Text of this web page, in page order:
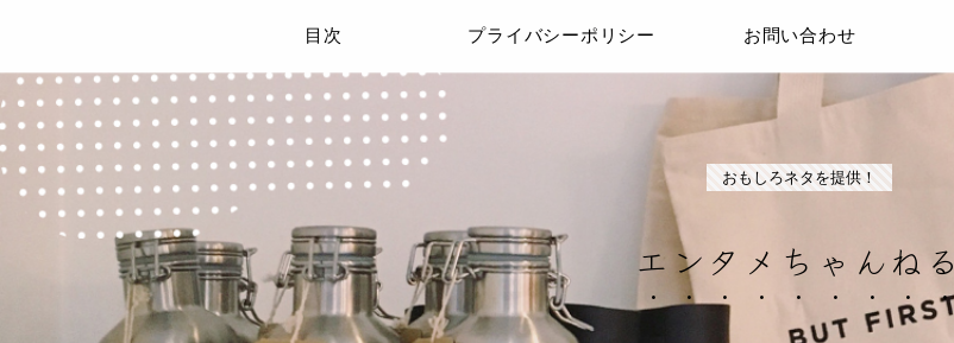
おもしろネタを提供！
エンタメちゃんねる
目次 プライバシーポリシー お問い合わせ